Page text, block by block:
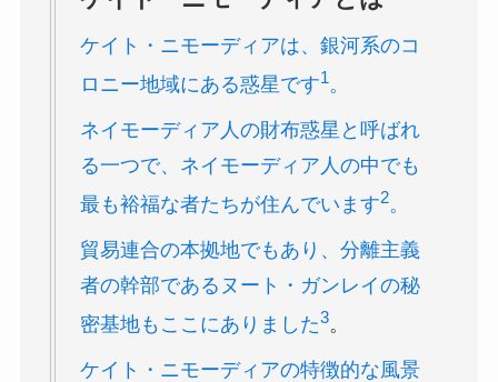
ケイト・ニモーディアは、銀河系のコ
ロニー地域にある惑星です1。
ネイモーディア人の財布惑星と呼ばれ
る一つで、ネイモーディア人の中でも
最も裕福な者たちが住んでいます2。
貿易連合の本拠地でもあり、分離主義
者の幹部であるヌート・ガンレイの秘
密基地もここにありました3。
ケイト・ニモーディアの特徴的な風景